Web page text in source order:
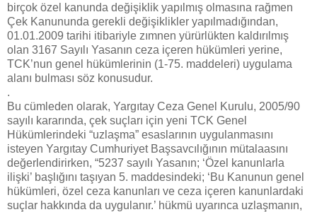
birçok özel kanunda değişiklik yapılmış olmasına rağmen
Çek Kanununda gerekli değişiklikler yapılmadığından,
01.01.2009 tarihi itibariyle zımnen yürürlükten kaldırılmış
olan 3167 Sayılı Yasanın ceza içeren hükümleri yerine,
TCK’nun genel hükümlerinin (1-75. maddeleri) uygulama
alanı bulması söz konusudur.
.
Bu cümleden olarak, Yargıtay Ceza Genel Kurulu, 2005/90
sayılı kararında, çek suçları için yeni TCK Genel
Hükümlerindeki “uzlaşma” esaslarının uygulanmasını
isteyen Yargıtay Cumhuriyet Başsavcılığının mütalaasını
değerlendirirken, “5237 sayılı Yasanın; ‘Özel kanunlarla
ilişki’ başlığını taşıyan 5. maddesindeki; ‘Bu Ka­nunun genel
hükümleri, özel ceza kanunları ve ceza içeren kanunlardaki
suçlar hakkında da uy­gulanır.’ hükmü uyarınca uzlaşmanın,